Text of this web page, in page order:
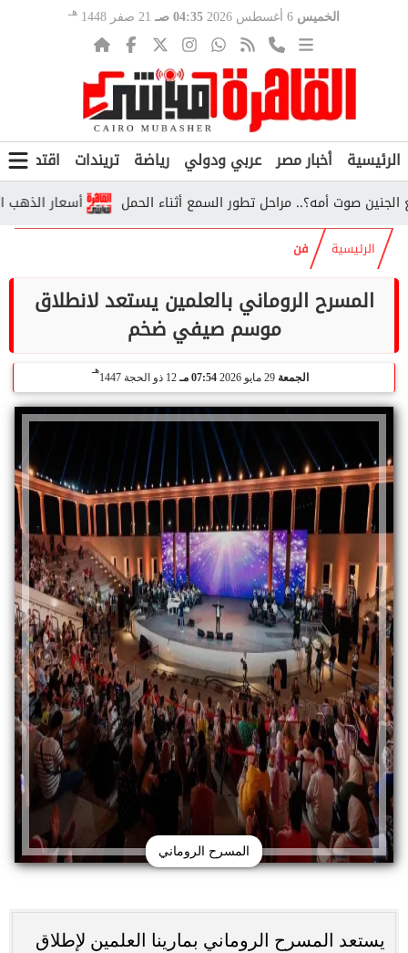
الخميس 04:35 صـ 21 صفر 1448 هـ
الرئيسية أخبار مصر عربي ودولي رياضة تريندات اقتصاد
أسعار الذهب أمه؟.. مراحل تطور السمع أثناء الحمل
الرئيسية فن
المسرح الروماني بالعلمين يستعد لانطلاق
موسم صيفي ضخم
الجمعة 07:54 مـ 12 ذو الحجة 1447
هـ
المسرح الروماني
يستعد المسرح الروماني بمارينا العلمين لإطلاق